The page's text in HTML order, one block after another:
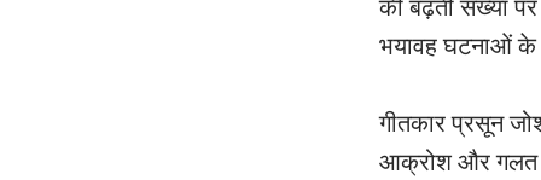
की बढ़ती संख्या
भयावह घटनाओं के
गीतकार प्रसून
आक्रोश और गलत